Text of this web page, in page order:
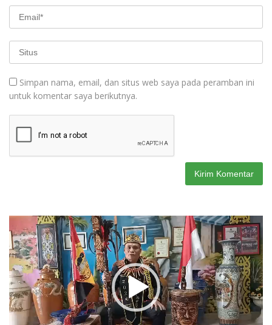
Simpan nama, email, dan situs web saya pada peramban ini
untuk komentar saya berikutnya.
Pemutar
Video